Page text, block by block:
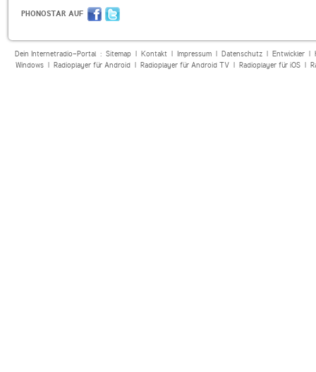
PHONOSTAR AUF
Dein Internetradio-Portal : Sitemap| Kontakt| Impressum| Datenschutz| Entwickler|
Windows| Radioplayer für Android| Radioplayer für Android TV| Radioplayer für iOS|